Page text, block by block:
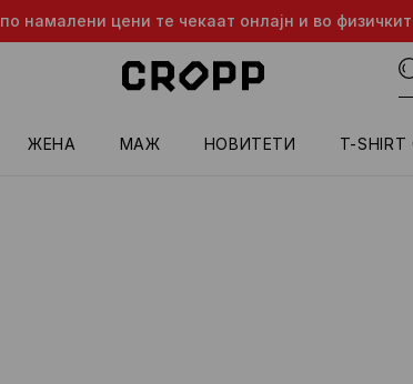
намалени цени те чекаат онлајн и во
ЖЕНА МАЖ HОВИТЕТИ T-SHIRT